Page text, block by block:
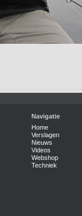
Navigatie
Home
Verslagen
Nieuws
Videos
Webshop
Techniek